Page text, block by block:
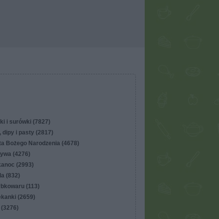
i surówki (7827)
dipy i pasty (2817)
Bożego Narodzenia (4678)
(4276)
(2993)
(832)
(113)
(2659)